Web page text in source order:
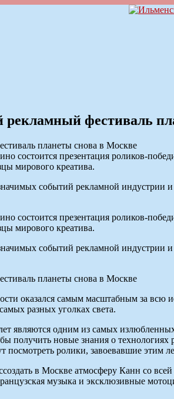
фестиваль
состоится презентация роликов-
мирового креатива.
событий рекламной индустрии и
состоится презентация роликов-
мирового креатива.
событий рекламной индустрии и
оказался самым масштабным за всю
разных уголках света.
являются одним из самых
получить новые знания о
посмотреть ролики, завоевавшие
в Москве атмосферу Канн со
музыка и эксклюзивные